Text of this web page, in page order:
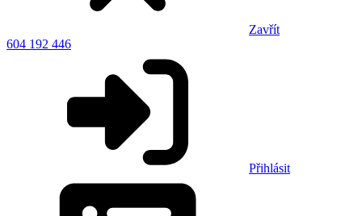
Zavřít
604 192 446
Přihlásit